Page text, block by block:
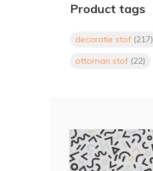
Product tags
decoratie stof (217)
ottoman stof (22)